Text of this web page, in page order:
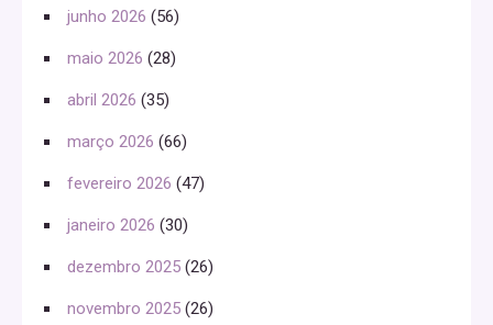
junho 2026 (56)
maio 2026 (28)
abril 2026 (35)
março 2026 (66)
fevereiro 2026 (47)
janeiro 2026 (30)
dezembro 2025 (26)
novembro 2025 (26)